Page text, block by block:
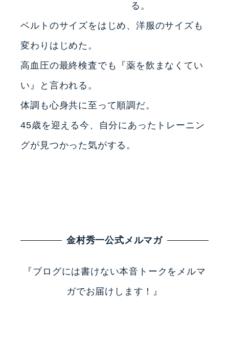
る。
ベルトのサイズをはじめ、洋服のサイズも
変わりはじめた。
高血圧の最終検査でも『薬を飲まなくてい
い』と言われる。
体調も心身共に至って順調だ。
45歳を迎える今、自分にあったトレーニン
グが見つかった気がする。
金村秀一公式メルマガ
『ブログには書けない本音トークをメルマ
ガでお届けします！』